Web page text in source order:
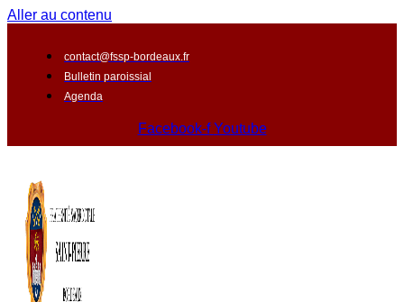
Aller au contenu
contact@fssp-bordeaux.fr
Bulletin paroissial
Agenda
Facebook-f Youtube